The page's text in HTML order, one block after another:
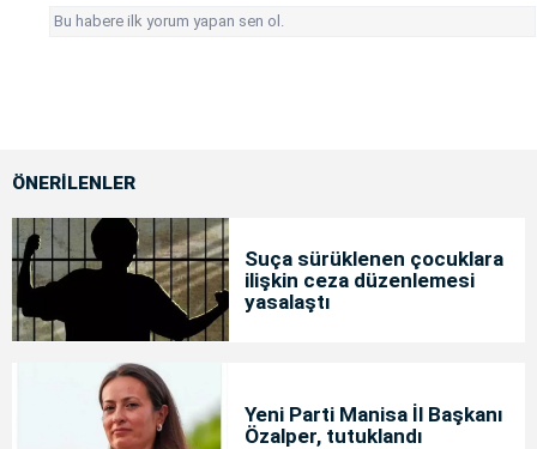
Bu habere ilk yorum yapan sen ol.
ÖNERİLENLER
Suça sürüklenen çocuklara
ilişkin ceza düzenlemesi
yasalaştı
Yeni Parti Manisa İl Başkanı
Özalper, tutuklandı